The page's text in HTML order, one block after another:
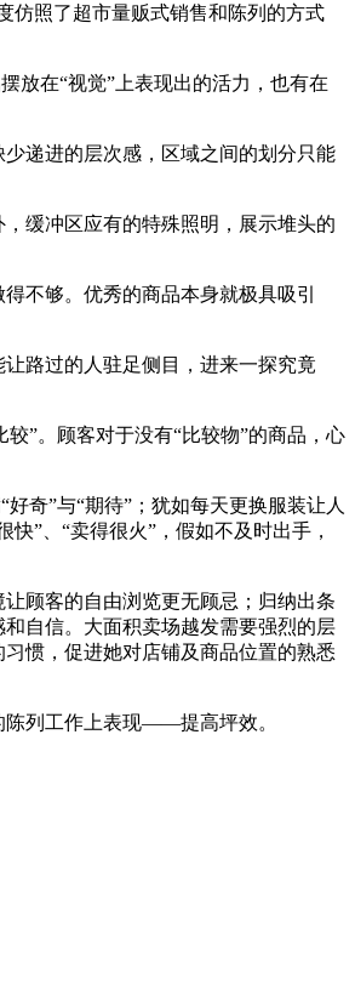
仿照了超市量贩式销售和陈列的方式
放在“视觉”上表现出的活力，也有在
递进的层次感，区域之间的划分只能
缓冲区应有的特殊照明，展示堆头的
不够。优秀的商品本身就极具吸引
路过的人驻足侧目，进来一探究竟
”。顾客对于没有“比较物”的商品，心
奇”与“期待”；犹如每天更换服装让人
”、“卖得很火”，假如不及时出手，
顾客的自由浏览更无顾忌；归纳出条
自信。大面积卖场越发需要强烈的层
惯，促进她对店铺及商品位置的熟悉
列工作上表现——提高坪效。